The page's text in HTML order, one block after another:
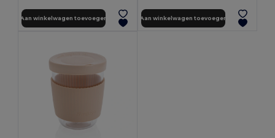
Aan winkelwagen toevoegen Aan winkelwagen toevoegen